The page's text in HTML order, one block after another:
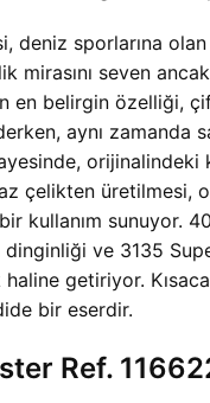
deniz sporlarına
mirasını seven
en belirgin özelliği,
aynı
çelikten üretilmesi,
kullanım sunuyor.
ve 3135
getiriyor.
bir eserdir.
Ref.